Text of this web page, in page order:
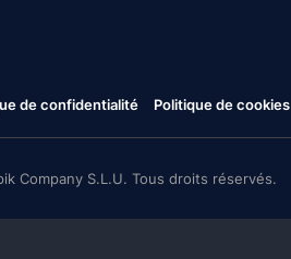
de confidentialité Politique de cookies
Company S.L.U. Tous droits réservés.